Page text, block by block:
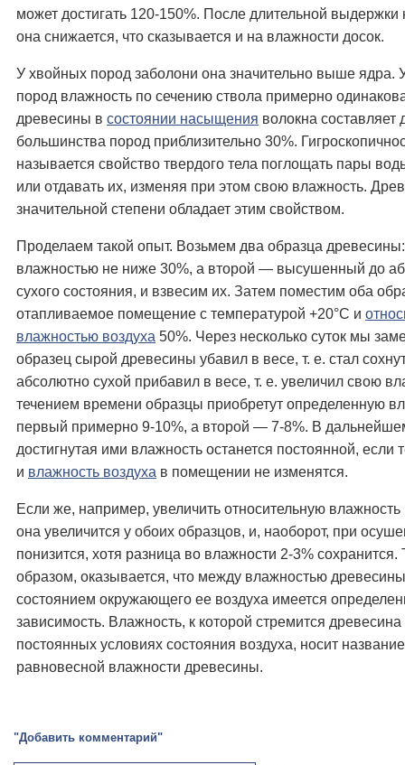
может достигать 120-150%. После длительной выдержки
она снижается, что сказывается и на влажности досок.
У хвойных пород заболони она значительно выше ядра.
пород влажность по сечению ствола примерно
древесины в состоянии насыщения волокна составляет
большинства пород приблизительно 30%.
называется свойство твердого тела поглощать пары
или отдавать их, изменяя при этом свою влажность.
значительной степени обладает этим свойством.
Проделаем такой опыт. Возьмем два образца
влажностью не ниже 30%, а второй — высушенный до
сухого состояния, и взвесим их. Затем поместим оба
отапливаемое помещение с температурой +20°С и
влажностью воздуха 50%. Через несколько суток мы
образец сырой древесины убавил в весе, т. е. стал
абсолютно сухой прибавил в весе, т. е. увеличил свою
течением времени образцы приобретут определенную
первый примерно 9-10%, а второй — 7-8%. В
достигнутая ими влажность останется постоянной, если
и влажность воздуха в помещении не изменятся.
Если же, например, увеличить относительную влажность
она увеличится у обоих образцов, и, наоборот, при
понизится, хотя разница во влажности 2-3% сохранится.
образом, оказывается, что между влажностью
состоянием окружающего ее воздуха имеется
зависимость. Влажность, к которой стремится древесина
постоянных условиях состояния воздуха, носит название
равновесной влажности древесины.
"Добавить комментарий"